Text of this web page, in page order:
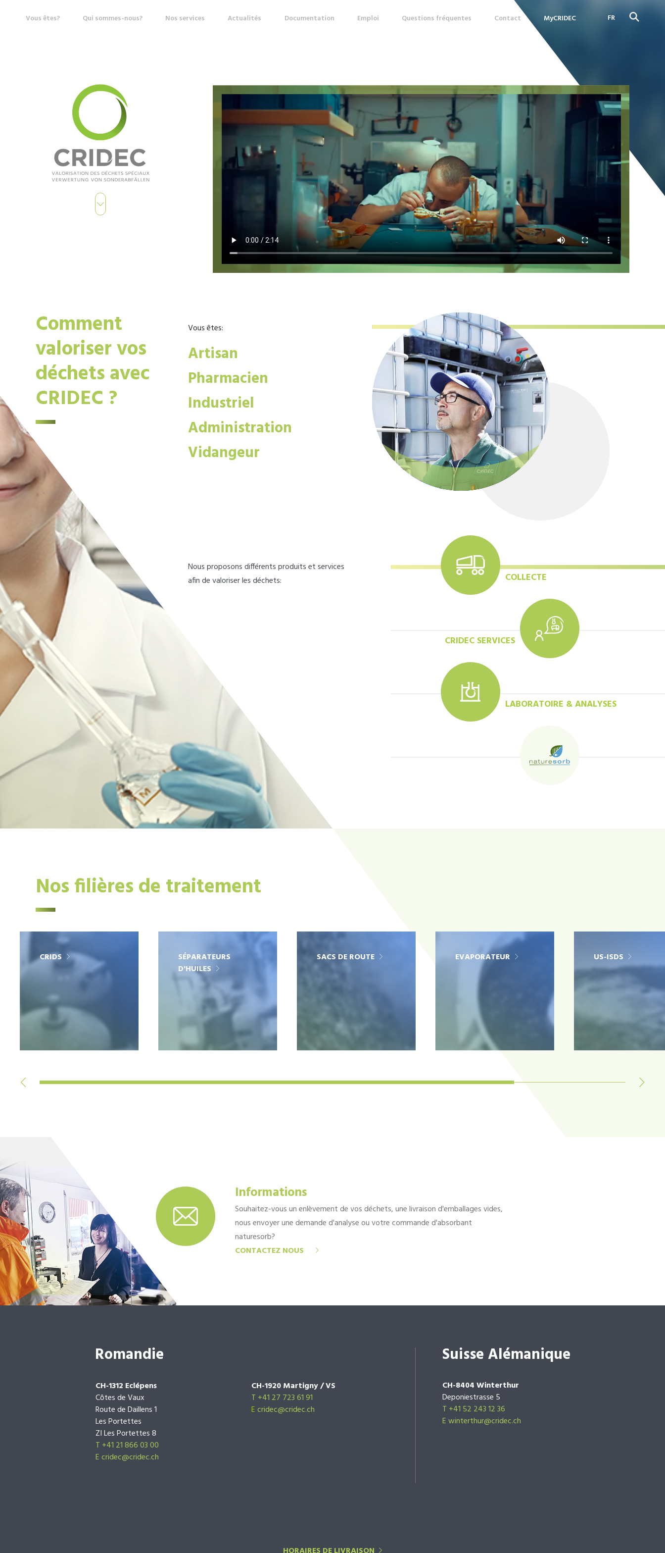
Vous êtes? Qui sommes-nous? Nos services Actualités Documentation Emploi Questions fréquentes Contact MyCRIDEC
FR
Comment
valoriser vos
déchets avec
CRIDEC ?
Vous êtes:
Artisan
Pharmacien
Industriel
Administration
Vidangeur
Nous proposons différents produits et services
afin de valoriser les déchets:
COLLECTE
CRIDEC SERVICES
LABORATOIRE & ANALYSES
Nos filières de traitement
CRIDS
SÉPARATEURS
D'HUILES
SACS DE ROUTE EVAPORATEUR US-ISDS
Informations
Souhaitez-vous un enlèvement de vos déchets, une livraison d'emballages vides,
nous envoyer une demande d'analyse ou votre commande d'absorbant
naturesorb?
CONTACTEZ NOUS
Romandie
CH-1312 Eclépens
Côtes de Vaux
Route de Daillens 1
Les Portettes
ZI Les Portettes 8
T +41 21 866 03 00
Ecridec@cridec.ch
CH-1920 Martigny / VS
T +41 27 723 61 91
Ecridec@cridec.ch
Suisse Alémanique
CH-8404 Winterthur
Deponiestrasse 5
T +41 52 243 12 36
E winterthur@cridec.ch